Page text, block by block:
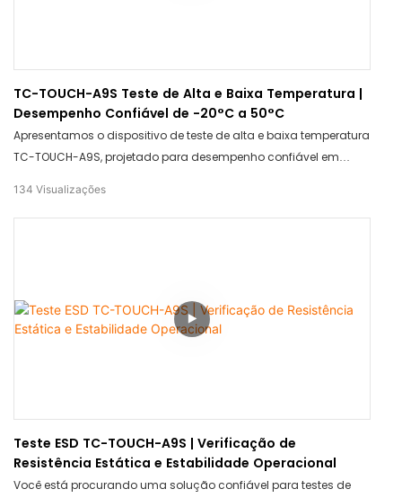
TC-TOUCH-A9S Teste de Alta e Baixa Temperatura |
Desempenho Confiável de -20°C a 50°C
Apresentamos o dispositivo de teste de alta e baixa temperatura
TC-TOUCH-A9S, projetado para desempenho confiável em
resultados precisos e consistentes, tornando-o ideal para fins
de teste em diversos setores. Confie no TC-TOUCH-A9S para
134 Visualizações
Teste ESD TC-TOUCH-A9S | Verificação de
Resistência Estática e Estabilidade Operacional
Você está procurando uma solução confiável para testes de